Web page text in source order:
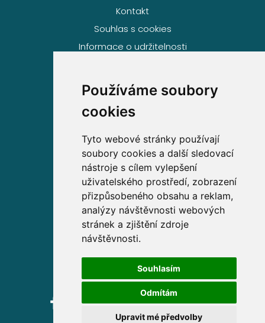
Používáme soubory
cookies
Tyto webové stránky používají
soubory cookies a další sledovací
nástroje s cílem vylepšení
uživatelského prostředí, zobrazení
přizpůsobeného obsahu a reklam,
analýzy návštěvnosti webových
stránek a zjištění zdroje
návštěvnosti.
Souhlasím
Odmítám
Upravit mé předvolby
Kontakt
Souhlas s cookies
Informace o udržitelnosti
Volejte zdarma na
800 63 63 63
Sídlo společnosti
Partners Financial Services, a.s.
Prague Gate, 4. patro,
Türkova 2319/5b, 149 00
Praha 4 – Chodov